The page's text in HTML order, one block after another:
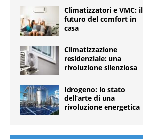
Climatizzatori e VMC: il
futuro del comfort in
casa
Climatizzazione
residenziale: una
rivoluzione silenziosa
Idrogeno: lo stato
dell’arte di una
rivoluzione energetica